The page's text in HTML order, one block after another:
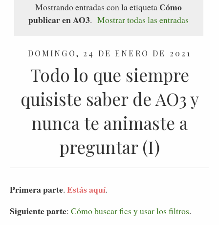
Mostrando entradas con la etiqueta Cómo
publicar en AO3. Mostrar todas las entradas
DOMINGO, 24 DE ENERO DE 2021
Todo lo que siempre
quisiste saber de AO3 y
nunca te animaste a
preguntar (I)
Primera parte. Estás aquí.
Siguiente parte: Cómo buscar fics y usar los filtros.